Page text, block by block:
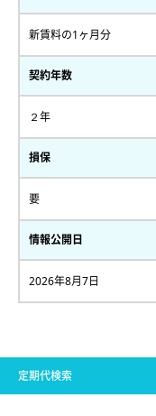
新賃料の1ヶ月分
契約年数
２年
損保
要
情報公開日
2026年8月7日
定期代検索